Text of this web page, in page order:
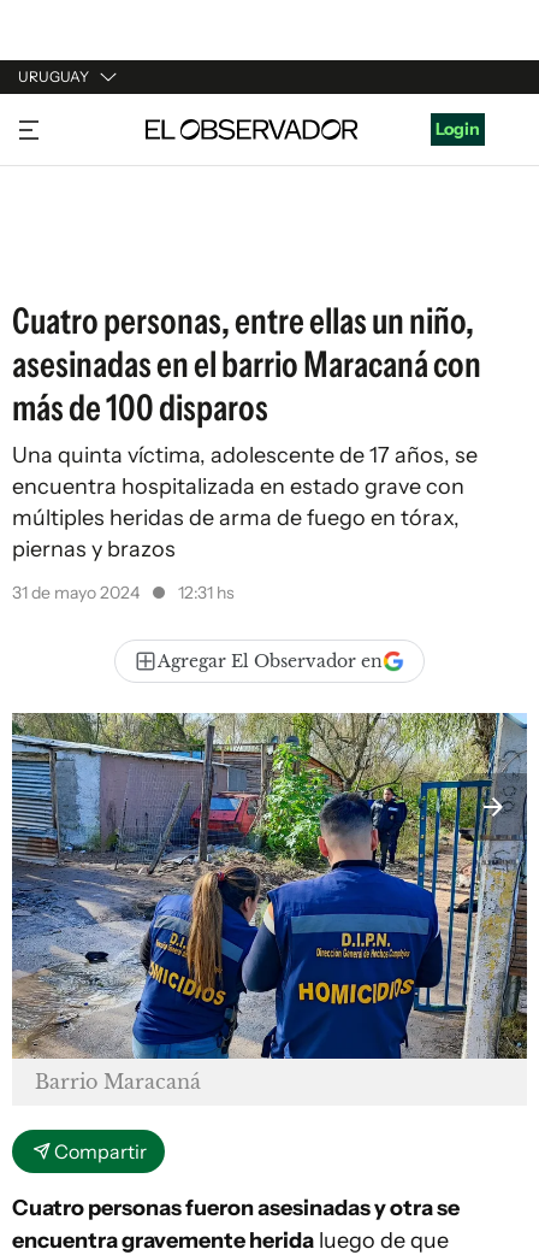
URUGUAY
URUGUAY
ARGENTINA
Login
Cuatro personas, entre ellas un niño,
asesinadas en el barrio Maracaná con
más de 100 disparos
Una quinta víctima, adolescente de 17 años, se
encuentra hospitalizada en estado grave con
múltiples heridas de arma de fuego en tórax,
piernas y brazos
31 de mayo 2024 12:31 hs
Agregar El Observador en
Barrio Maracaná
Compartir
Cuatro personas fueron asesinadas y otra se
encuentra gravemente herida luego de que